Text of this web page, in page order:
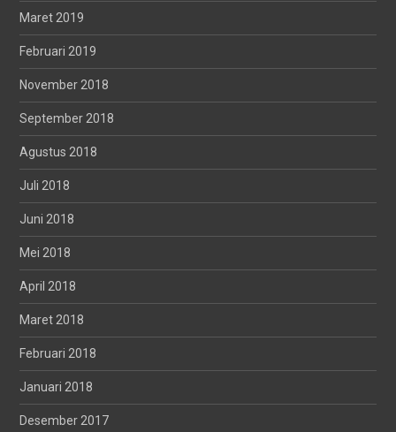
Maret 2019
Februari 2019
November 2018
September 2018
Agustus 2018
Juli 2018
Juni 2018
Mei 2018
April 2018
Maret 2018
Februari 2018
Januari 2018
Desember 2017